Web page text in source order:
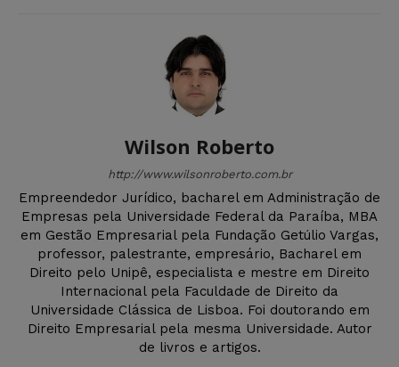
Wilson Roberto
http://www.wilsonroberto.com.br
Empreendedor Jurídico, bacharel em Administração de
Empresas pela Universidade Federal da Paraíba, MBA
em Gestão Empresarial pela Fundação Getúlio Vargas,
professor, palestrante, empresário, Bacharel em
Direito pelo Unipê, especialista e mestre em Direito
Internacional pela Faculdade de Direito da
Universidade Clássica de Lisboa. Foi doutorando em
Direito Empresarial pela mesma Universidade. Autor
de livros e artigos.